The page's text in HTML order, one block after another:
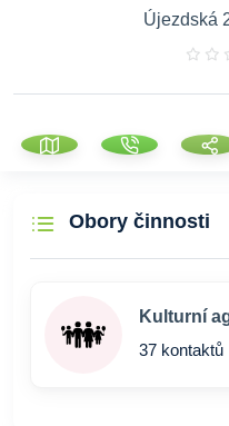
Újezdská
Obory činnosti
Kulturní
37 kontaktů